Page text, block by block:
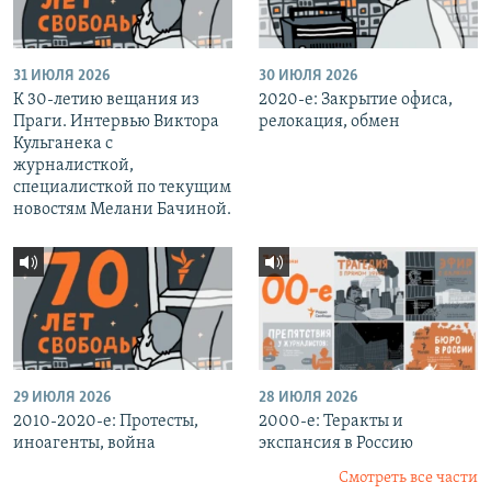
31 ИЮЛЯ 2026
К 30-летию вещания из
Праги. Интервью Виктора
Кульганека с
журналисткой,
специалисткой по текущим
новостям Мелани Бачиной.
30 ИЮЛЯ 2026
2020-е: Закрытие офиса,
релокация, обмен
29 ИЮЛЯ 2026
2010-2020-е: Протесты,
иноагенты, война
28 ИЮЛЯ 2026
2000-е: Теракты и
экспансия в Россию
Смотреть все части